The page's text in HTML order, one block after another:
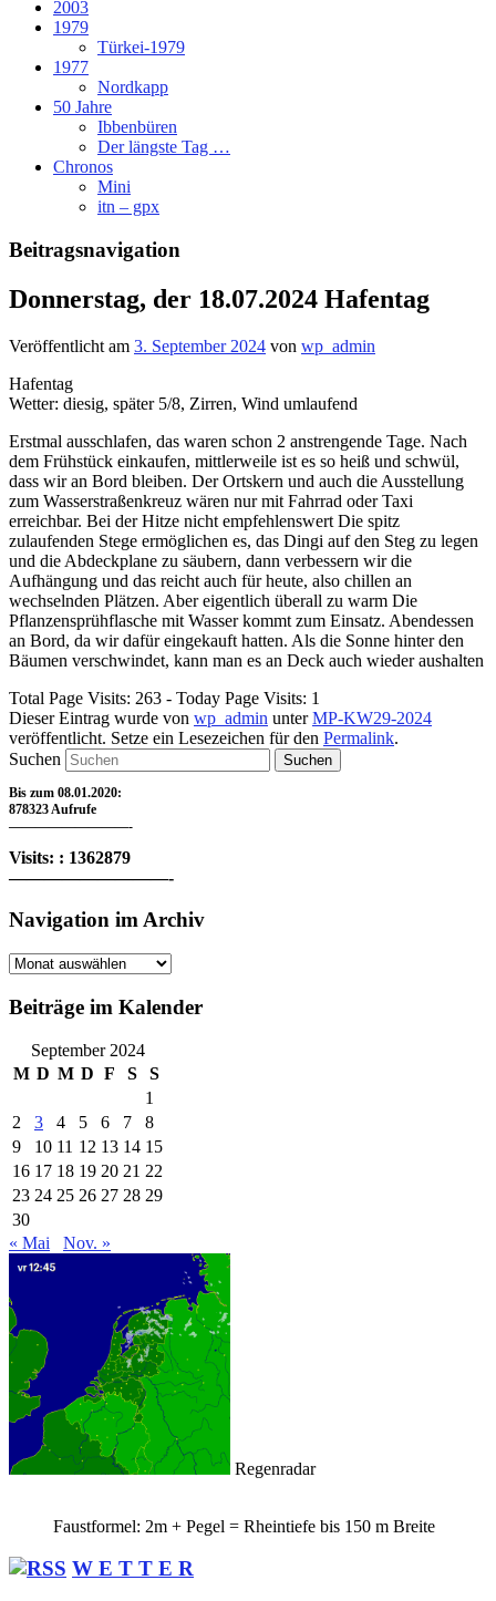
2003
1979
Türkei-1979
1977
Nordkapp
50 Jahre
Ibbenbüren
Der längste Tag …
Chronos
Mini
itn – gpx
Beitragsnavigation
Donnerstag, der 18.07.2024 Hafentag
Veröffentlicht am 3. September 2024 von wp_admin
Hafentag
Wetter: diesig, später 5/8, Zirren, Wind umlaufend
Erstmal ausschlafen, das waren schon 2 anstrengende Tage. Nach
dem Frühstück einkaufen, mittlerweile ist es so heiß und schwül,
dass wir an Bord bleiben. Der Ortskern und auch die Ausstellung
zum Wasserstraßenkreuz wären nur mit Fahrrad oder Taxi
erreichbar. Bei der Hitze nicht empfehlenswert Die spitz
zulaufenden Stege ermöglichen es, das Dingi auf den Steg zu legen
und die Abdeckplane zu säubern, dann verbessern wir die
Aufhängung und das reicht auch für heute, also chillen an
wechselnden Plätzen. Aber eigentlich überall zu warm Die
Pflanzensprühflasche mit Wasser kommt zum Einsatz. Abendessen
an Bord, da wir dafür eingekauft hatten. Als die Sonne hinter den
Bäumen verschwindet, kann man es an Deck auch wieder aushalten
Total Page Visits: 263 - Today Page Visits: 1
Dieser Eintrag wurde von wp_admin unterMP-KW29-2024
veröffentlicht. Setze ein Lesezeichen für den Permalink.
Suchen
Bis zum 08.01.2020:
878323 Aufrufe
—————————-
Visits: : 1362879
—————————-
Navigation im Archiv
Navigation
Archiv
Beiträge im Kalender
September 2024
M D M D F S
S
1
2
3 4 5 6 7
8
9
10 11 12 13 14 15
16 17 18 19 20 21 22
23 24 25 26 27 28 29
30
« Mai
Nov. »
Regenradar
Faustformel: 2m + Pegel = Rheintiefe bis 150 m Breite
W E T T E R